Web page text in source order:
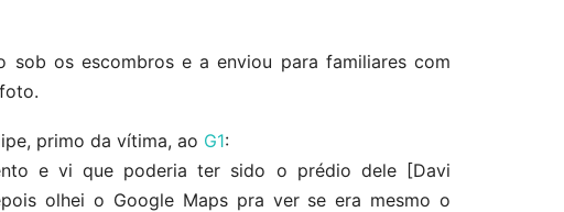
os escombros e a enviou para familiares com
primo da vítima, ao G1:
e vi que poderia ter sido o prédio dele [Davi
olhei o Google Maps pra ver se era mesmo o